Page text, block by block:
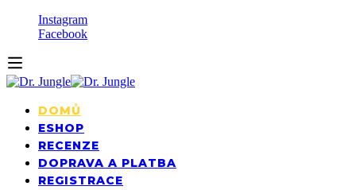
Instagram
Facebook
DOMŮ
ESHOP
RECENZE
DOPRAVA A PLATBA
REGISTRACE